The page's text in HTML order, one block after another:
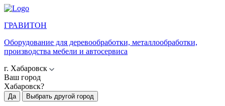
ГРАВИТОН
Оборудование для деревообработки, металлообработки,
производства мебели и автосервиса
г. Хабаровск
Ваш город
Хабаровск?
Да Выбрать другой город